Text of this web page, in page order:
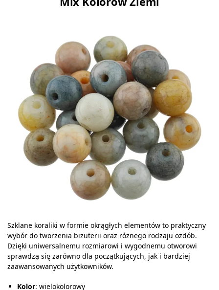
Szklane koraliki w formie okrągłych elementów to praktyczny
wybór do tworzenia biżuterii oraz różnego rodzaju ozdób.
Dzięki uniwersalnemu rozmiarowi i wygodnemu otworowi
sprawdzą się zarówno dla początkujących, jak i bardziej
zaawansowanych użytkowników.
Kolor: wielokolorowy